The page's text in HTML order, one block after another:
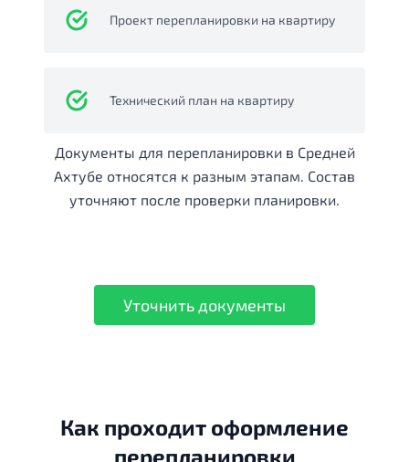
Проект перепланировки на квартиру
Технический план на квартиру
Документы для перепланировки в Средней
Ахтубе относятся к разным этапам. Состав
уточняют после проверки планировки.
Уточнить документы
Как проходит оформление
перепланировки